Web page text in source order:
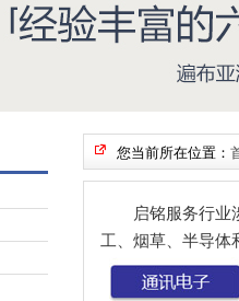
您当前所在位置：
启铭服务行业
工、烟草、半导体